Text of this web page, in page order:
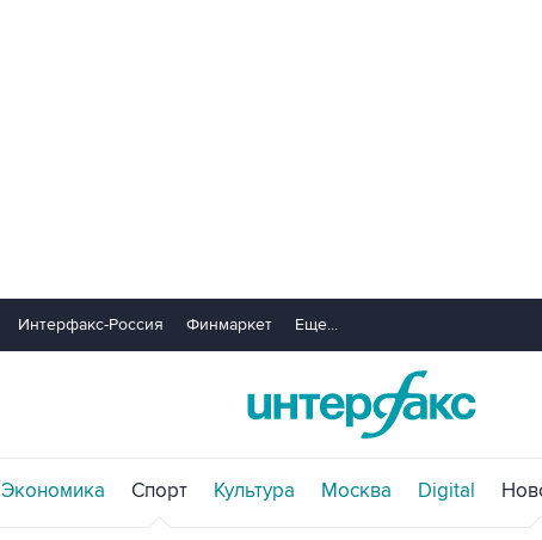
Интерфакс-Россия Финмаркет Еще...
Экономика Спорт Культура Москва Digital